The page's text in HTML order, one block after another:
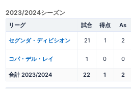
2023/2024シーズン
リーグ 試合 得点 As
セグンダ・ディビシオン 21 1 2
コパ・デル・レイ 1 0 0
合計 2023/2024 22 1 2